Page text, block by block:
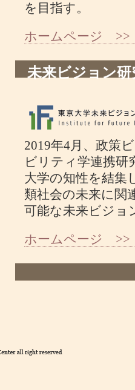
を目指す。
ホームページ >>
未来ビジョン
2019年4月、政策
ビリティ学連携研
大学の知性を結集
類社会の未来に関
可能な未来ビジョ
ホームページ